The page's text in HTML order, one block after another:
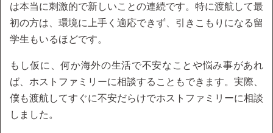
は本当に刺激的で新しいことの連続です。特に渡航して最
初の方は、環境に上手く適応できず、引きこもりになる留
学生もいるほどです。
もし仮に、何か海外の生活で不安なことや悩み事があれ
ば、ホストファミリーに相談することもできます。実際、
僕も渡航してすぐに不安だらけでホストファミリーに相談
しました。